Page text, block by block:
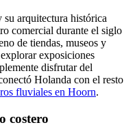
arquitectura histórica
comercial durante el siglo
de tiendas, museos y
exposiciones
disfrutar del
Holanda con el resto
fluviales en Hoorn.
costero